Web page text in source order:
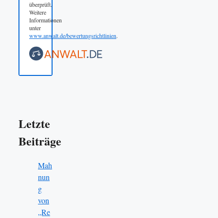
überprüft.
Weitere
Informationen
unter
www.anwalt.de/bewertungsrichtlinien.
Letzte
Beiträge
Mah
nun
g
von
„Re